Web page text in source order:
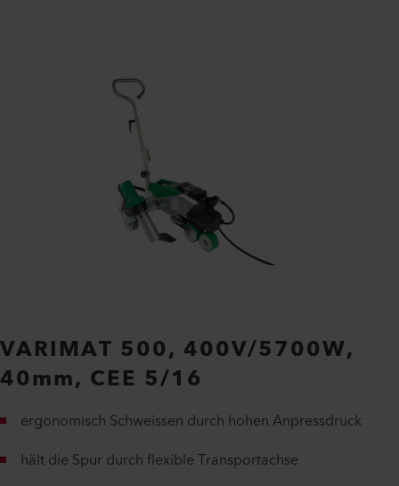
VARIMAT 500, 400V/5700W,
40mm, CEE 5/16
ergonomisch Schweissen durch hohen Anpressdruck
hält die Spur durch flexible Transportachse